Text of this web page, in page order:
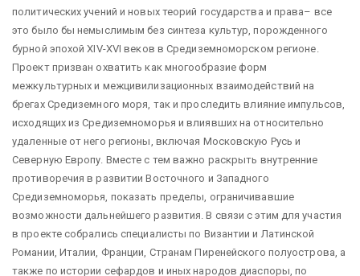
политических учений и новых теорий государства и права– все
это было бы немыслимым без синтеза культур, порожденного
бурной эпохой XIV-XVI веков в Средиземноморском регионе.
Проект призван охватить как многообразие форм
межкультурных и межцивилизационных взаимодействий на
брегах Средиземного моря, так и проследить влияние импульсов,
исходящих из Средиземноморья и влиявших на относительно
удаленные от него регионы, включая Московскую Русь и
Северную Европу. Вместе с тем важно раскрыть внутренние
противоречия в развитии Восточного и Западного
Средиземноморья, показать пределы, ограничивавшие
возможности дальнейшего развития. В связи с этим для участия
в проекте собрались специалисты по Византии и Латинской
Романии, Италии, Франции, Странам Пиренейского полуострова, а
также по истории сефардов и иных народов диаспоры, по